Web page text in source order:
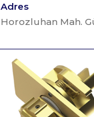
Adres
Horozluhan Mah.